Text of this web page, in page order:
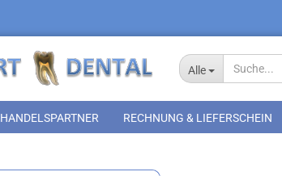
Alle
HANDELSPARTNER RECHNUNG & LIEFERSCHEIN